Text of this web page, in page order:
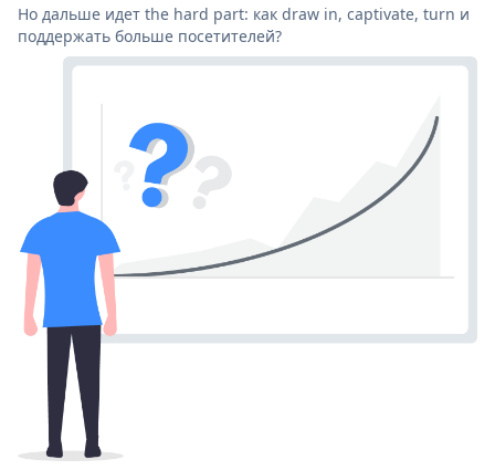
Но дальше идет the hard part: как draw in, captivate, turn и
поддержать больше посетителей?